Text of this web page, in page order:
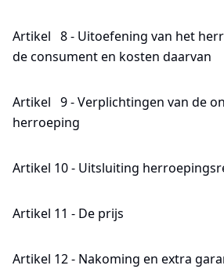
Artikel 8 - Uitoefening van het
de consument en kosten daarvan
Artikel 9 - Verplichtingen van de
herroeping
Artikel 10 - Uitsluiting
Artikel 11 - De prijs
Artikel 12 - Nakoming en extra